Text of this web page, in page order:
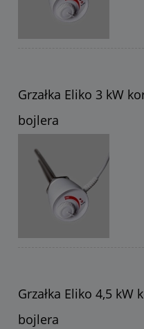
Grzałka Eliko 3 kW
bojlera
Grzałka Eliko 4,5
bojlera